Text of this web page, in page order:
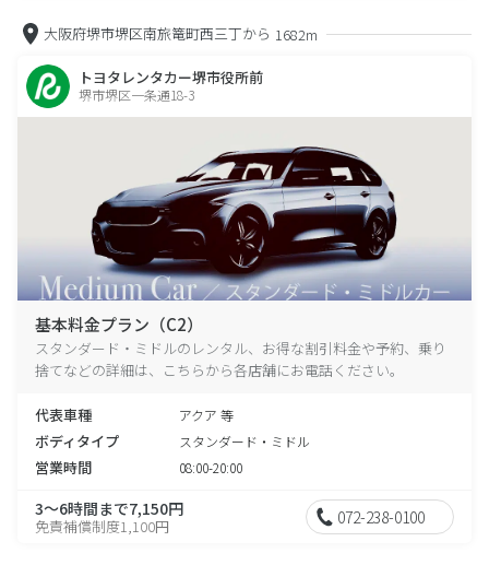
大阪府堺市堺区南旅篭町西三丁から 1682m
トヨタレンタカー堺市役所前
堺市堺区一条通18-3
基本料金プラン（C2）
スタンダード・ミドルのレンタル、お得な割引料金や予約、乗り
捨てなどの詳細は、こちらから各店舗にお電話ください。
代表車種 アクア 等
ボディタイプ スタンダード・ミドル
営業時間 08:00-20:00
3～6時間まで7,150円
免責補償制度1,100円 072-238-0100